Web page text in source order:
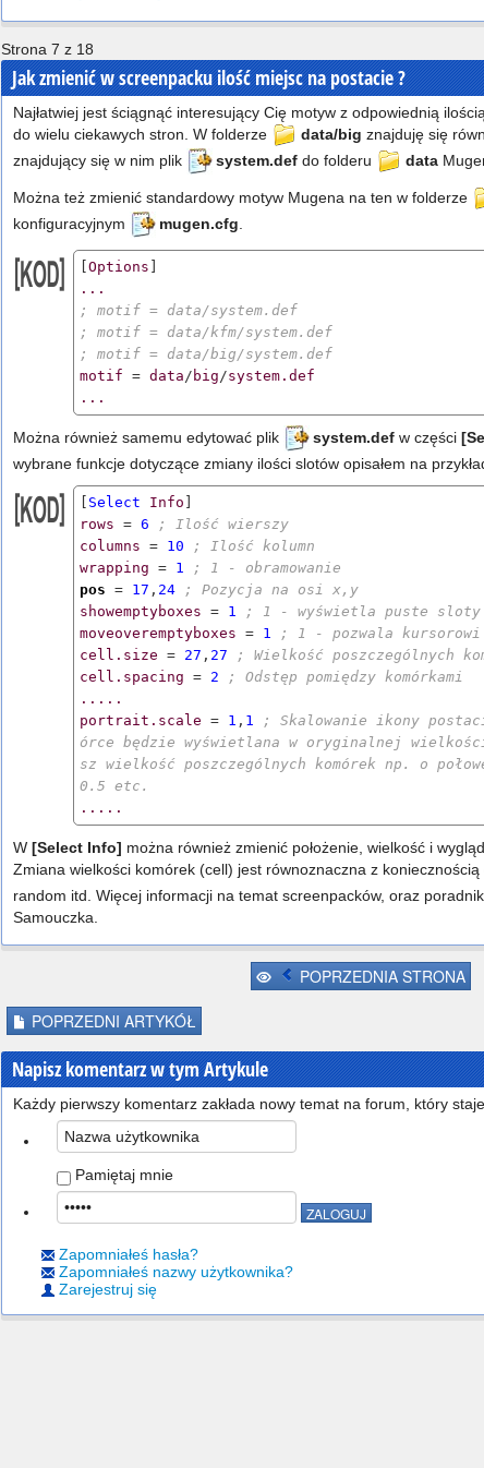
Strona 7 z 18
Jak zmienić w screenpacku ilość miejsc na postacie ?
Najłatwiej jest ściągnąć interesujący Cię motyw z odpowiednią
do wielu ciekawych stron. W folderze
data/big znajduję się
znajdujący się w nim plik
system.def do folderu data
Można też zmienić standardowy motyw Mugena na ten w folderze
konfiguracyjnym
mugen.cfg
Options
...
; motif = data/system.def
; motif = data/kfm/system.def
; motif = data/big/system.def
motif = data/ big/system.def
...
Można również samemu edytować plik system.def w części
wybrane funkcje dotyczące zmiany ilości slotów opisałem na
Select Info
rows = 6
; Ilość wierszy
columns = 10
; Ilość kolumn
wrapping = 1
; 1 - obramowanie
pos = 17 , 24
; Pozycja na osi x,y
showemptyboxes = 1
; 1 - wyświetla puste sloty
moveoveremptyboxes = 1
; 1 - pozwala kursorowi
cell.size = 27 , 27
; Wielkość poszczególnych
cell.spacing = 2
; Odstęp pomiędzy komórkami
.....
portrait.scale = 1 , 1
; Skalowanie ikony
órce będzie wyświetlana w oryginalnej
sz wielkość poszczególnych komórek np. o
0.5 etc.
.....
W [Select Info] można również zmienić położenie, wielkość i
Zmiana wielkości komórek (cell) jest równoznaczna z
random itd. Więcej informacji na temat screenpacków, oraz
Samouczka.
POPRZEDNIA STRONA
POPRZEDNI ARTYKÓŁ
Napisz komentarz w tym Artykule
Każdy pierwszy komentarz zakłada nowy temat na forum, który
Pamiętaj mnie
Zapomniałeś hasła?
Zapomniałeś nazwy użytkownika?
Zarejestruj się